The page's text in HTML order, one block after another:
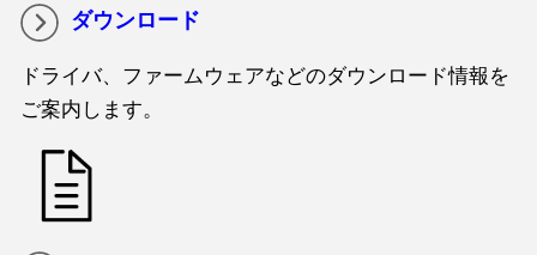
ダウンロード
ドライバ、ファームウェアなどのダウンロード情報を
ご案内します。